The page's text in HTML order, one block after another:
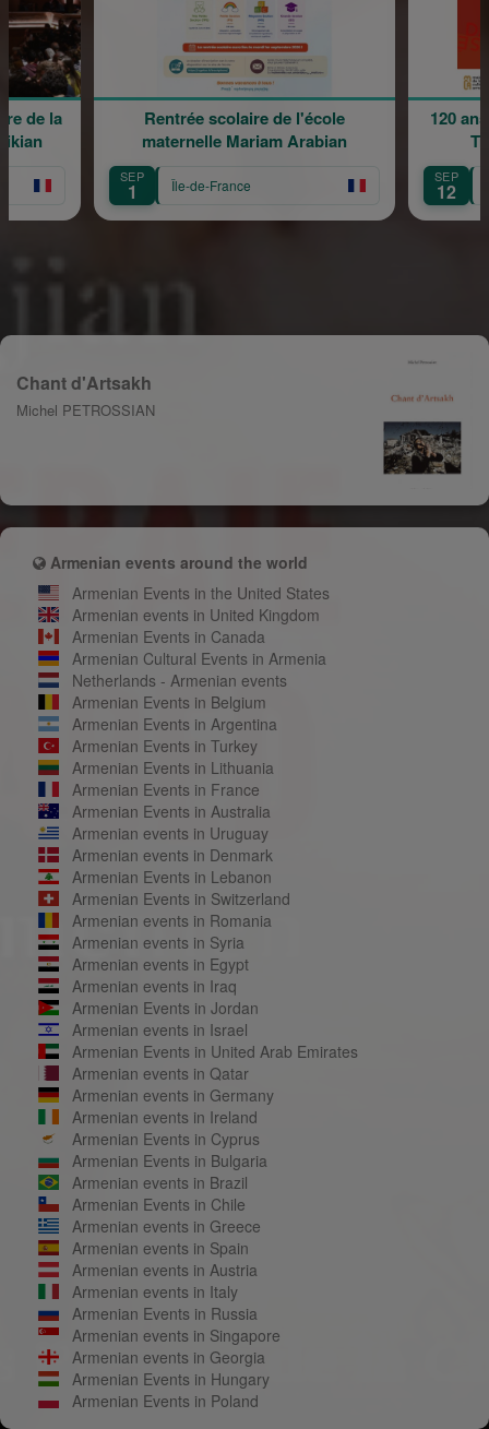
Rentrée scolaire de l'école
maternelle Mariam Arabian
SEP
Île-de-France
120
SEP
12
de la
Chant d'Artsakh
Michel PETROSSIAN
Armenian events around the world
Armenian Events in the United States
Armenian events in United Kingdom
Armenian Events in Canada
Armenian Cultural Events in Armenia
Netherlands - Armenian events
Armenian Events in Belgium
Armenian Events in Argentina
Armenian Events in Turkey
Armenian Events in Lithuania
Armenian Events in France
Armenian Events in Australia
Armenian events in Uruguay
Armenian events in Denmark
Armenian Events in Lebanon
Armenian Events in Switzerland
Armenian events in Romania
Armenian events in Syria
Armenian events in Egypt
Armenian events in Iraq
Armenian Events in Jordan
Armenian events in Israel
Armenian Events in United Arab Emirates
Armenian events in Qatar
Armenian events in Germany
Armenian events in Ireland
Armenian Events in Cyprus
Armenian Events in Bulgaria
Armenian events in Brazil
Armenian Events in Chile
Armenian events in Greece
Armenian events in Spain
Armenian events in Austria
Armenian events in Italy
Armenian Events in Russia
Armenian events in Singapore
Armenian events in Georgia
Armenian Events in Hungary
Armenian Events in Poland